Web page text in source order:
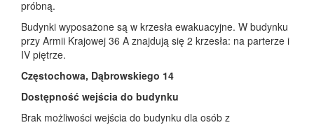
próbną.
Budynki wyposażone są w krzesła ewakuacyjne. W budynku
przy Armii Krajowej 36 A znajdują się 2 krzesła: na parterze i
IV piętrze.
Częstochowa, Dąbrowskiego 14
Dostępność wejścia do budynku
Brak możliwości wejścia do budynku dla osób z